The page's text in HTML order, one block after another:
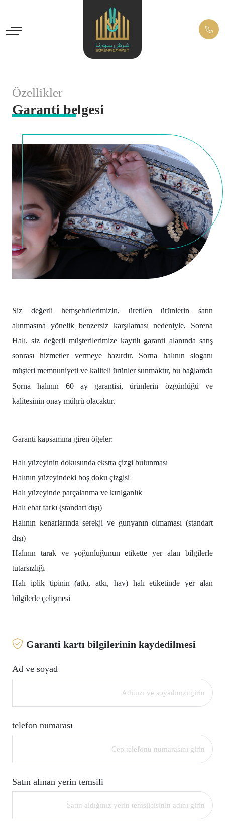
Özellikler
Garanti belgesi
Siz değerli hemşehrilerimizin, üretilen ürünlerin satın
alınmasına yönelik benzersiz karşılaması nedeniyle, Sorena
Halı, siz değerli müşterilerimize kayıtlı garanti alanında satış
sonrası hizmetler vermeye hazırdır. Sorna halının sloganı
müşteri memnuniyeti ve kaliteli ürünler sunmaktır, bu bağlamda
Sorna halının 60 ay garantisi, ürünlerin özgünlüğü ve
kalitesinin onay mührü olacaktır.
Garanti kapsamına giren öğeler:
Halı yüzeyinin dokusunda ekstra çizgi bulunması
Halının yüzeyindeki boş doku çizgisi
Halı yüzeyinde parçalanma ve kırılganlık
Halı ebat farkı (standart dışı)
Halının kenarlarında serekji ve gunyanın olmaması (standart
dışı)
Halının tarak ve yoğunluğunun etikette yer alan bilgilerle
tutarsızlığı
Halı iplik tipinin (atkı, atkı, hav) halı etiketinde yer alan
bilgilerle çelişmesi
Garanti kartı bilgilerinin kaydedilmesi
Ad ve soyad
telefon numarası
Satın alınan yerin temsili